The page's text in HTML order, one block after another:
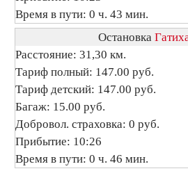
Время в пути: 0 ч. 43 мин.
Остановка
Расстояние: 31,30 км.
Тариф полный: 147.00 руб.
Тариф детский: 147.00 руб.
Багаж: 15.00 руб.
Добровол. страховка: 0 руб.
Прибытие: 10:26
Время в пути: 0 ч. 46 мин.